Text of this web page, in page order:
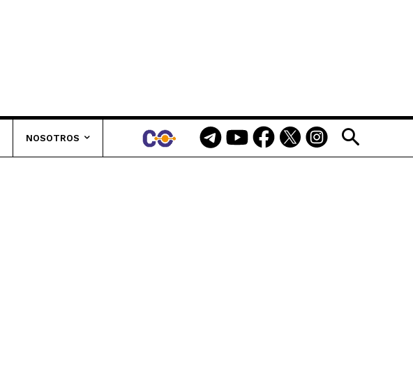
NOSOTROS